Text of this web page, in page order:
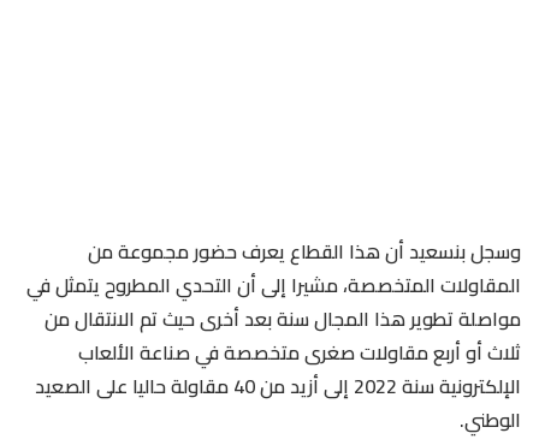
وسجل بنسعيد أن هذا القطاع يعرف حضور مجموعة من
المقاولات المتخصصة، مشيرا إلى أن التحدي المطروح يتمثل في
مواصلة تطوير هذا المجال سنة بعد أخرى حيث تم الانتقال من
ثلاث أو أربع مقاولات صغرى متخصصة في صناعة الألعاب
الإلكترونية سنة 2022 إلى أزيد من 40 مقاولة حاليا على الصعيد
الوطني.